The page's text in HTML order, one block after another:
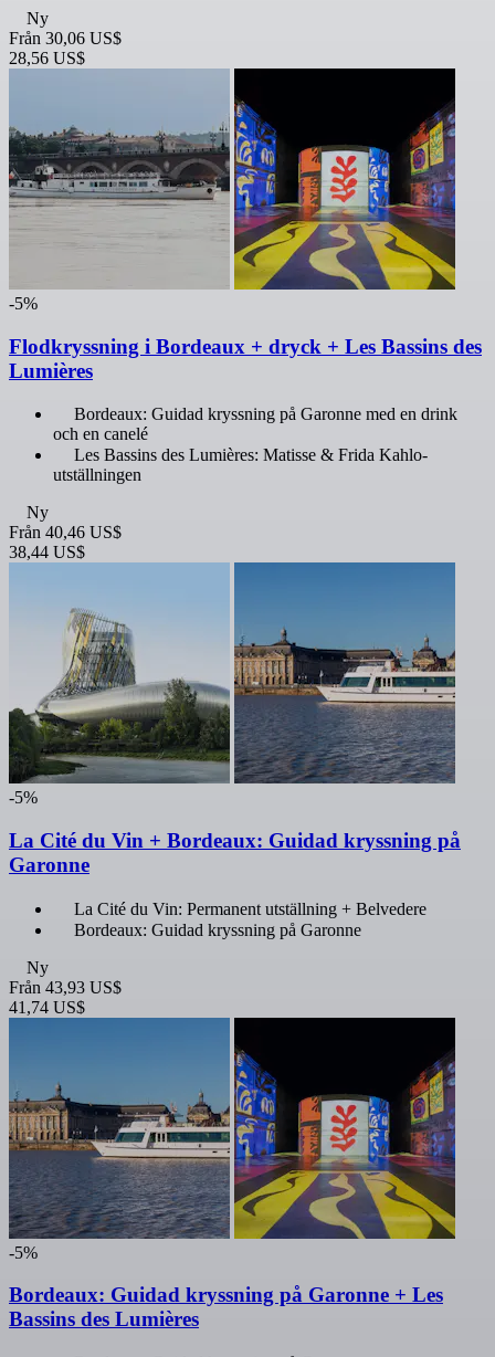
Ny
Från 30,06 US$
28,56 US$
-5%
Flodkryssning i Bordeaux + dryck + Les Bassins des
Lumières
Bordeaux: Guidad kryssning på Garonne med en drink
och en canelé
Les Bassins des Lumières: Matisse & Frida Kahlo-
utställningen
Ny
Från 40,46 US$
38,44 US$
-5%
La Cité du Vin + Bordeaux: Guidad kryssning på
Garonne
La Cité du Vin: Permanent utställning + Belvedere
Bordeaux: Guidad kryssning på Garonne
Ny
Från 43,93 US$
41,74 US$
-5%
Bordeaux: Guidad kryssning på Garonne + Les
Bassins des Lumières